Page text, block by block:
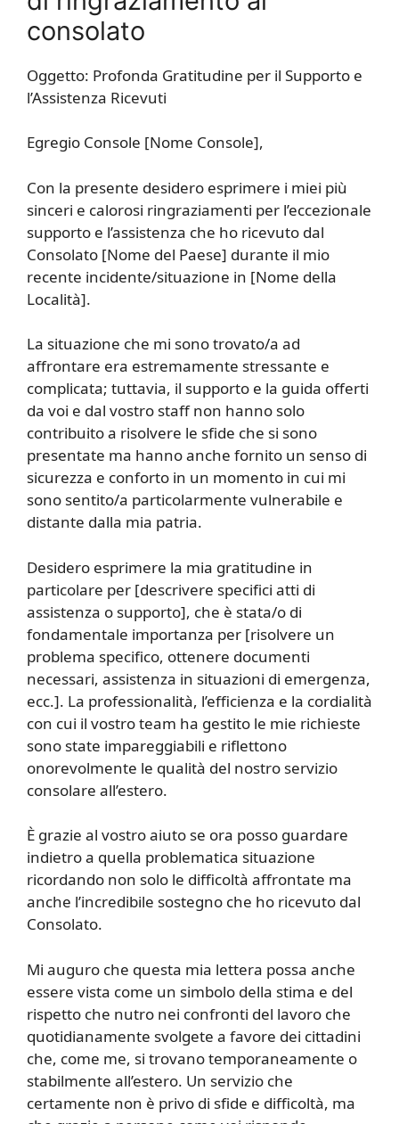
consolato
Oggetto: Profonda Gratitudine per il Supporto e
l’Assistenza Ricevuti
Egregio Console [Nome Console],
Con la presente desidero esprimere i miei più
sinceri e calorosi ringraziamenti per l’eccezionale
supporto e l’assistenza che ho ricevuto dal
Consolato [Nome del Paese] durante il mio
recente incidente/situazione in [Nome della
Località].
La situazione che mi sono trovato/a ad
affrontare era estremamente stressante e
complicata; tuttavia, il supporto e la guida offerti
da voi e dal vostro staff non hanno solo
contribuito a risolvere le sfide che si sono
presentate ma hanno anche fornito un senso di
sicurezza e conforto in un momento in cui mi
sono sentito/a particolarmente vulnerabile e
distante dalla mia patria.
Desidero esprimere la mia gratitudine in
particolare per [descrivere specifici atti di
assistenza o supporto], che è stata/o di
fondamentale importanza per [risolvere un
problema specifico, ottenere documenti
necessari, assistenza in situazioni di emergenza,
ecc.]. La professionalità, l’efficienza e la cordialità
con cui il vostro team ha gestito le mie richieste
sono state impareggiabili e riflettono
onorevolmente le qualità del nostro servizio
consolare all’estero.
È grazie al vostro aiuto se ora posso guardare
indietro a quella problematica situazione
ricordando non solo le difficoltà affrontate ma
anche l’incredibile sostegno che ho ricevuto dal
Consolato.
Mi auguro che questa mia lettera possa anche
essere vista come un simbolo della stima e del
rispetto che nutro nei confronti del lavoro che
quotidianamente svolgete a favore dei cittadini
che, come me, si trovano temporaneamente o
stabilmente all’estero. Un servizio che
certamente non è privo di sfide e difficoltà, ma